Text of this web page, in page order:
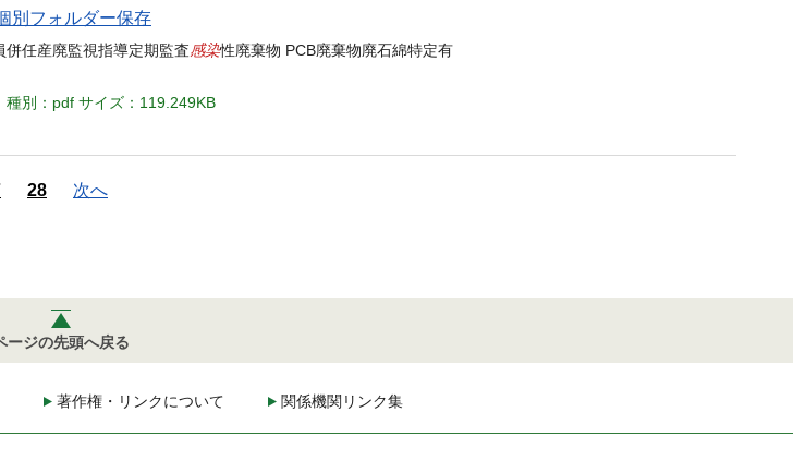
別フォルダー保存
任産廃監視指導定期監査感染性廃棄物 PCB廃棄物廃石綿特定有
種別：pdf サイズ：119.249KB
28 次へ
ージの先頭へ戻る
著作権・リンクについて 関係機関リンク集